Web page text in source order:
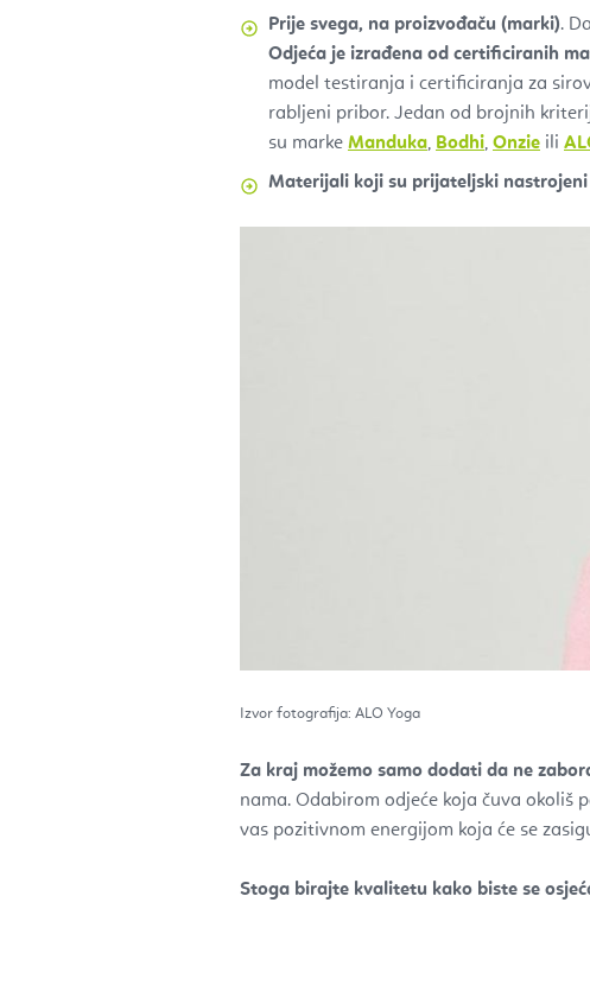
Prije svega, na proizvođaču (marki).
Odjeća je izrađena od certificiranih
model testiranja i certificiranja za
rabljeni pribor. Jedan od brojnih
su marke Manduka, Bodhi, Onzie ili
Materijali koji su prijateljski nastrojeni
Izvor fotografija: ALO Yoga
Za kraj možemo samo dodati da ne
nama. Odabirom odjeće koja čuva
vas pozitivnom energijom koja će se
Stoga birajte kvalitetu kako biste se